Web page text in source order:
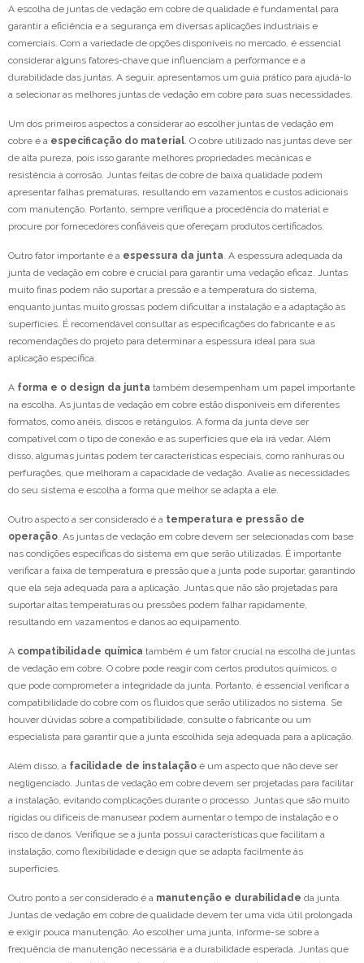
A escolha de juntas de vedação em cobre de qualidade é fundamental para
garantir a eficiência e a segurança em diversas aplicações industriais e
comerciais. Com a variedade de opções disponíveis no mercado, é essencial
considerar alguns fatores-chave que influenciam a performance e a
durabilidade das juntas. A seguir, apresentamos um guia prático para ajudá-lo
a selecionar as melhores juntas de vedação em cobre para suas necessidades.
Um dos primeiros aspectos a considerar ao escolher juntas de vedação em
cobre é a especificação do material. O cobre utilizado nas juntas deve ser
de alta pureza, pois isso garante melhores propriedades mecânicas e
resistência à corrosão. Juntas feitas de cobre de baixa qualidade podem
apresentar falhas prematuras, resultando em vazamentos e custos adicionais
com manutenção. Portanto, sempre verifique a procedência do material e
procure por fornecedores confiáveis que ofereçam produtos certificados.
Outro fator importante é a espessura da junta. A espessura adequada da
junta de vedação em cobre é crucial para garantir uma vedação eficaz. Juntas
muito finas podem não suportar a pressão e a temperatura do sistema,
enquanto juntas muito grossas podem dificultar a instalação e a adaptação às
superfícies. É recomendável consultar as especificações do fabricante e as
recomendações do projeto para determinar a espessura ideal para sua
aplicação específica.
A forma e o design da junta também desempenham um papel importante
na escolha. As juntas de vedação em cobre estão disponíveis em diferentes
formatos, como anéis, discos e retângulos. A forma da junta deve ser
compatível com o tipo de conexão e as superfícies que ela irá vedar. Além
disso, algumas juntas podem ter características especiais, como ranhuras ou
perfurações, que melhoram a capacidade de vedação. Avalie as necessidades
do seu sistema e escolha a forma que melhor se adapta a ele.
Outro aspecto a ser considerado é a temperatura e pressão de
operação. As juntas de vedação em cobre devem ser selecionadas com base
nas condições específicas do sistema em que serão utilizadas. É importante
verificar a faixa de temperatura e pressão que a junta pode suportar, garantindo
que ela seja adequada para a aplicação. Juntas que não são projetadas para
suportar altas temperaturas ou pressões podem falhar rapidamente,
resultando em vazamentos e danos ao equipamento.
A compatibilidade química também é um fator crucial na escolha de juntas
de vedação em cobre. O cobre pode reagir com certos produtos químicos, o
que pode comprometer a integridade da junta. Portanto, é essencial verificar a
compatibilidade do cobre com os fluidos que serão utilizados no sistema. Se
houver dúvidas sobre a compatibilidade, consulte o fabricante ou um
especialista para garantir que a junta escolhida seja adequada para a aplicação.
Além disso, a facilidade de instalação é um aspecto que não deve ser
negligenciado. Juntas de vedação em cobre devem ser projetadas para facilitar
a instalação, evitando complicações durante o processo. Juntas que são muito
rígidas ou difíceis de manusear podem aumentar o tempo de instalação e o
risco de danos. Verifique se a junta possui características que facilitam a
instalação, como flexibilidade e design que se adapta facilmente às
superfícies.
Outro ponto a ser considerado é a manutenção e durabilidade da junta.
Juntas de vedação em cobre de qualidade devem ter uma vida útil prolongada
e exigir pouca manutenção. Ao escolher uma junta, informe-se sobre a
frequência de manutenção necessária e a durabilidade esperada. Juntas que